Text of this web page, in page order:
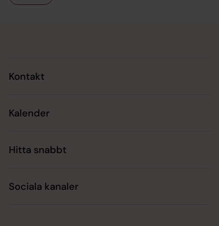
Kontakt
Kalender
Hitta snabbt
Sociala kanaler